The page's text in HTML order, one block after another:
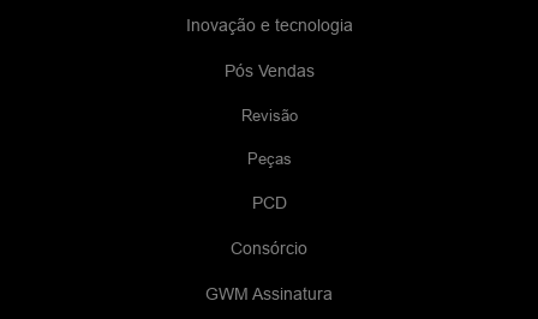
Inovação e tecnologia
Pós Vendas
Revisão
Peças
PCD
Consórcio
GWM Assinatura